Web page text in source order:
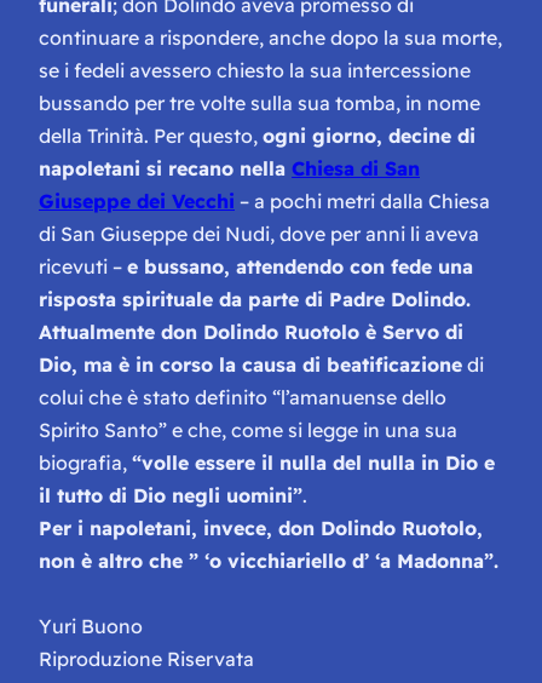
funerali; don Dolindo aveva promesso di
continuare a rispondere, anche dopo la sua morte,
se i fedeli avessero chiesto la sua intercessione
bussando per tre volte sulla sua tomba, in nome
della Trinità. Per questo, ogni giorno, decine di
napoletani si recano nella Chiesa di San
Giuseppe dei Vecchi – a pochi metri dalla Chiesa
di San Giuseppe dei Nudi, dove per anni li aveva
ricevuti – e bussano, attendendo con fede una
risposta spirituale da parte di Padre Dolindo.
Attualmente don Dolindo Ruotolo è Servo di
Dio, ma è in corso la causa di beatificazione di
colui che è stato definito “l’amanuense dello
Spirito Santo” e che, come si legge in una sua
biografia, “volle essere il nulla del nulla in Dio e
il tutto di Dio negli uomini”.
Per i napoletani, invece, don Dolindo Ruotolo,
non è altro che ” ‘o vicchiariello d’ ‘a Madonna”.
Yuri Buono
Riproduzione Riservata